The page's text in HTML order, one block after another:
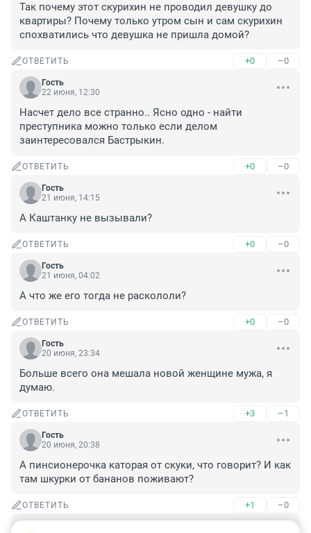
Так почему этот скурихин не проводил девушку до
квартиры? Почему только утром сын и сам скурихин
спохватились что девушка не пришла домой?
ОТВЕТИТЬ +0 –0
Гость
22 июня, 12:30
Насчет дело все странно.. Ясно одно - найти
преступника можно только если делом
заинтересовался Бастрыкин.
ОТВЕТИТЬ +0 –0
Гость
21 июня, 14:15
А Каштанку не вызывали?
ОТВЕТИТЬ +0 –0
Гость
21 июня, 04:02
А что же его тогда не раскололи?
ОТВЕТИТЬ +0 –0
Гость
20 июня, 23:34
Больше всего она мешала новой женщине мужа, я
думаю.
ОТВЕТИТЬ +3 –1
Гость
20 июня, 20:38
А пинсионерочка каторая от скуки, что говорит? И как
там шкурки от бананов поживают?
ОТВЕТИТЬ +1 –0